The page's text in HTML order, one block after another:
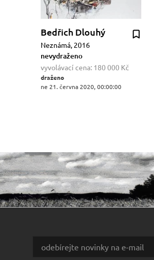
Bedřich Dlouhý
Neznámá, 2016
nevydraženo
vyvolávací cena: 180 000 Kč
draženo
ne 21. června 2020, 00:00:00